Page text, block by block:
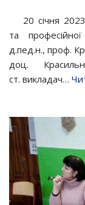
20 січня
та
д.пед.н., проф.
доц.
ст. викладач…